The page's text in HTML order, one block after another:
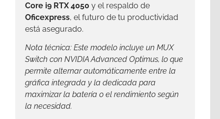
Core i9 RTX 4050 y el respaldo de
Oficexpress, el futuro de tu productividad
está asegurado.
Nota técnica: Este modelo incluye un MUX
Switch con NVIDIA Advanced Optimus, lo que
permite alternar automáticamente entre la
gráfica integrada y la dedicada para
maximizar la batería o el rendimiento según
la necesidad.